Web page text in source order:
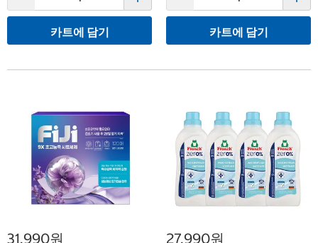
카트에 담기 카트에 담기
31,990원 27,990원